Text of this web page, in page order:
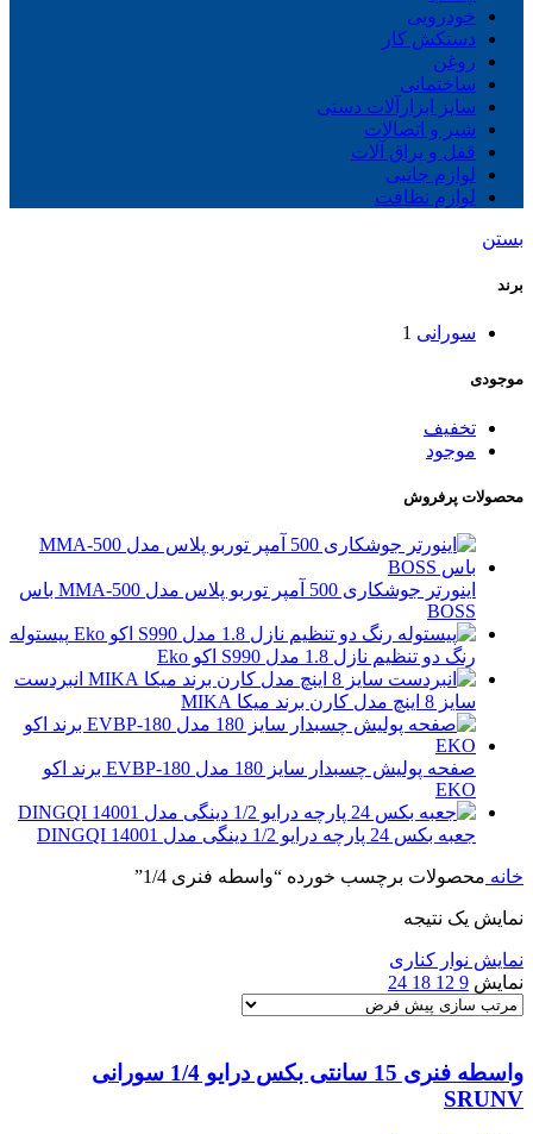
خودرویی
دستکش کار
روغن
ساختمانی
سایز ابزارآلات دستی
شیر و اتصالات
قفل و یراق آلات
لوازم جانبی
لوازم نظافت
بستن
برند
سورانی 1
موجودی
تخفیف
موجود
محصولات پرفروش
اینورتر جوشکاری 500 آمپر توربو پلاس مدل MMA-500 باس
BOSS
پیستوله
رنگ دو تنظیم نازل 1.8 مدل S990 اکو Eko
انبردست
سایز 8 اینچ مدل کارن برند میکا MIKA
صفحه پولیش چسبدار سایز 180 مدل EVBP-180 برند اکو
EKO
جعبه بکس 24 پارچه درایو 1/2 دینگی مدل 14001 DINGQI
خانه محصولات برچسب خورده “واسطه فنری 1/4”
نمایش یک نتیجه
نمایش نوار کناری
نمایش 9
12
18
24
واسطه فنری 15 سانتی بکس درایو 1/4 سورانی
SRUNV